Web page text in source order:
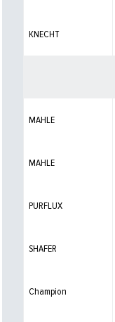
KNECHT
MAHLE
MAHLE
PURFLUX
SHAFER
Champion